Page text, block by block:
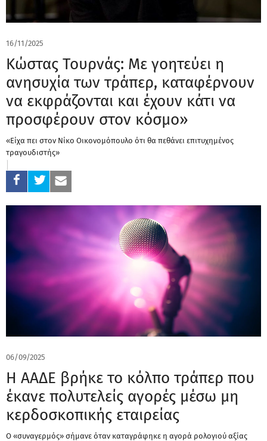
16/11/2025
Κώστας Τουρνάς: Με γοητεύει η
ανησυχία των τράπερ, καταφέρνουν
να εκφράζονται και έχουν κάτι να
προσφέρουν στον κόσμο»
«Είχα πει στον Νίκο Οικονομόπουλο ότι θα πεθάνει επιτυχημένος
τραγουδιστής»
06/09/2025
Η ΑΑΔΕ βρήκε το κόλπο τράπερ που
έκανε πολυτελείς αγορές μέσω μη
κερδοσκοπικής εταιρείας
Ο «συναγερμός» σήμανε όταν καταγράφηκε η αγορά ρολογιού αξίας